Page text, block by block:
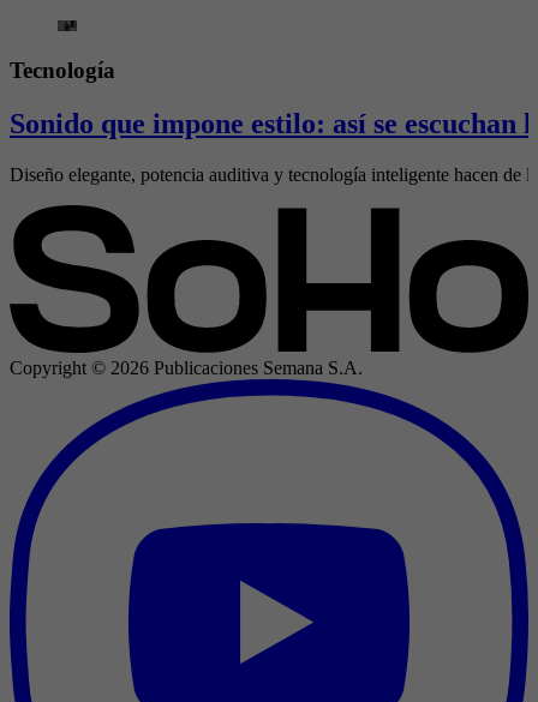
Tecnología
Sonido que impone estilo: así se
Diseño elegante, potencia auditiva y tecnología inteligente hacen de
Copyright © 2026 Publicaciones Semana S.A.